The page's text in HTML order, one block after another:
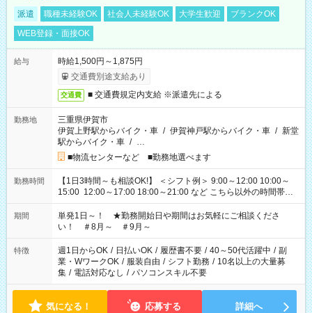
派遣 職種未経験OK 社会人未経験OK 大学生歓迎
ブランクOK
WEB登録・面接OK
給与
時給1,500円～1,875円
交通費別途支給あり
交通費 ■ 交通費規定内支給 ※派遣先による
勤務地
三重県伊賀市
伊賀上野駅からバイク・車 / 伊賀神戸駅からバイク・車 / 新堂
駅からバイク・車 / …
■物流センターなど ■勤務地選べます
勤務時間
【1日3時間～も相談OK!】 ＜シフト例＞ 9:00～12:00 10:00～
15:00 12:00～17:00 18:00～21:00 など こちら以外の時間帯も
お気軽にご相談ください！
期間
単発1日～！ ★勤務開始日や期間はお気軽にご相談くださ
い！ ＃8月～ ＃9月～
特徴 週1日からOK / 日払いOK / 履歴書不要 / 40～50代活躍中 / 副
業・WワークOK / 服装自由 / シフト勤務 / 10名以上の大量募
集 / 電話対応なし / パソコンスキル不要
気になる！ 応募する 詳細へ